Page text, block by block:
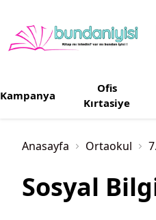
Kampanya
Ofis
Kırtasiye
Anasayfa Ortaokul
Sosyal